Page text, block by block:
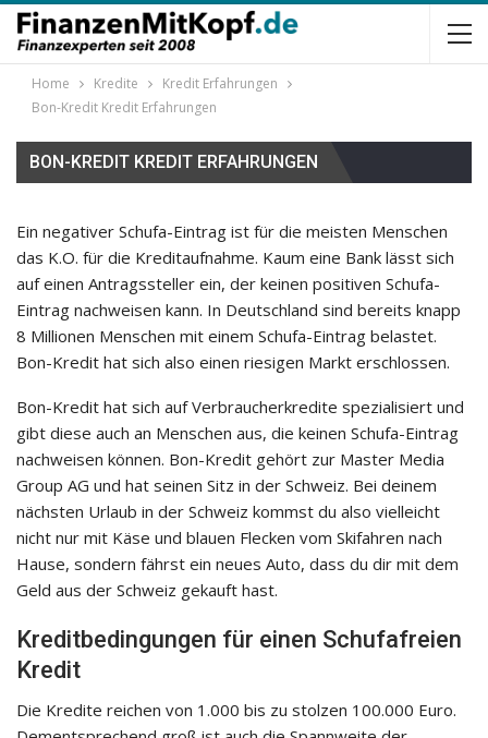
Home Kredite
Kredit Erfahrungen
Bon-Kredit Kredit Erfahrungen
BON-KREDIT KREDIT ERFAHRUNGEN
Ein negativer Schufa-Eintrag ist für die meisten Menschen
das K.O. für die Kreditaufnahme. Kaum eine Bank lässt sich
auf einen Antragssteller ein, der keinen positiven Schufa-
Eintrag nachweisen kann. In Deutschland sind bereits knapp
8 Millionen Menschen mit einem Schufa-Eintrag belastet.
Bon-Kredit hat sich also einen riesigen Markt erschlossen.
Bon-Kredit hat sich auf Verbraucherkredite spezialisiert und
gibt diese auch an Menschen aus, die keinen Schufa-Eintrag
nachweisen können. Bon-Kredit gehört zur Master Media
Group AG und hat seinen Sitz in der Schweiz. Bei deinem
nächsten Urlaub in der Schweiz kommst du also vielleicht
nicht nur mit Käse und blauen Flecken vom Skifahren nach
Hause, sondern fährst ein neues Auto, dass du dir mit dem
Geld aus der Schweiz gekauft hast.
Kreditbedingungen für einen Schufafreien
Kredit
Die Kredite reichen von 1.000 bis zu stolzen 100.000 Euro.